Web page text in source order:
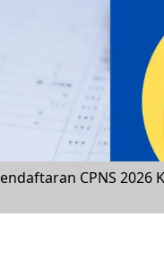
CPNS 2026